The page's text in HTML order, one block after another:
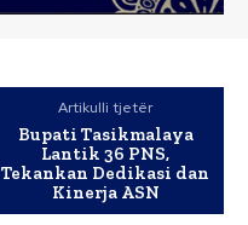
Artikulli tjetër
Bupati Tasikmalaya
Lantik 36 PNS,
Tekankan Dedikasi dan
Kinerja ASN